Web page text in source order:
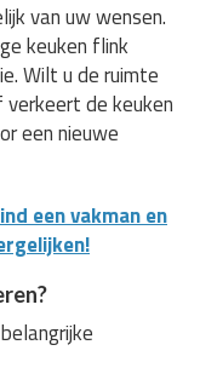
van uw wensen.
keuken flink
Wilt u de ruimte
de keuken
een nieuwe
een vakman en